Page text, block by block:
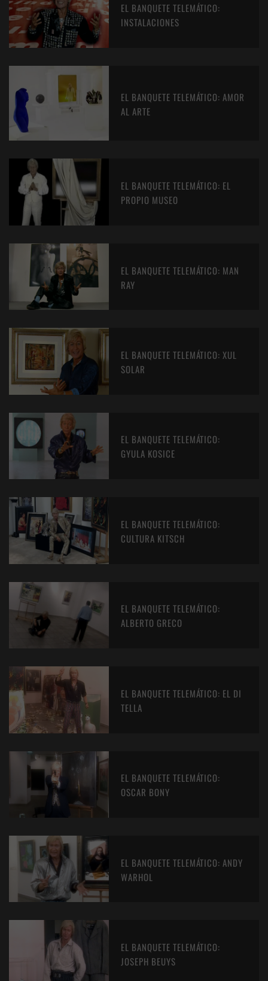
EL BANQUETE TELEMÁTICO:
INSTALACIONES
EL BANQUETE TELEMÁTICO: AMOR
AL ARTE
EL BANQUETE TELEMÁTICO: EL
PROPIO MUSEO
EL BANQUETE TELEMÁTICO: MAN
RAY
EL BANQUETE TELEMÁTICO: XUL
SOLAR
EL BANQUETE TELEMÁTICO:
GYULA KOSICE
EL BANQUETE TELEMÁTICO:
CULTURA KITSCH
EL BANQUETE TELEMÁTICO:
ALBERTO GRECO
EL BANQUETE TELEMÁTICO: EL DI
TELLA
EL BANQUETE TELEMÁTICO:
OSCAR BONY
EL BANQUETE TELEMÁTICO: ANDY
WARHOL
EL BANQUETE TELEMÁTICO:
JOSEPH BEUYS